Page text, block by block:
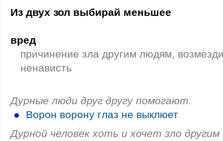
Из двух зол выбирай меньшее
вред
причинение зла другим людям,
ненависть
Дурные люди друг другу помогают.
●
Ворон ворону глаз не выклюет
Дурной человек хоть и хочет зло